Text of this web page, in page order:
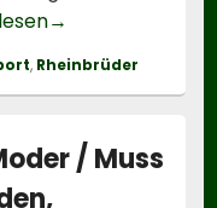
Rheinbrüder
→
, Rheinbrüder
/ Muss